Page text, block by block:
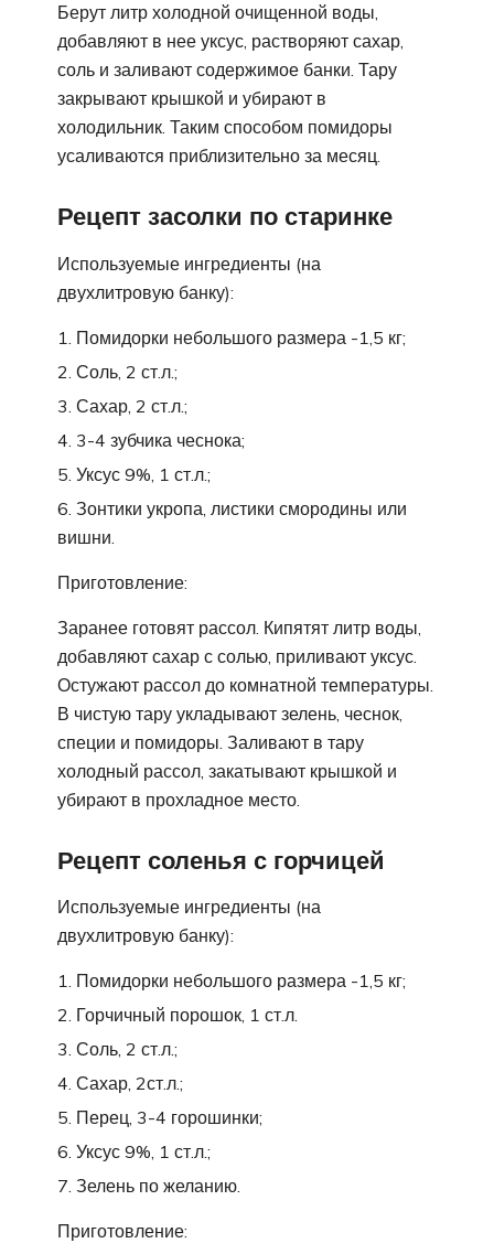
Берут литр холодной очищенной воды,
добавляют в нее уксус, растворяют сахар,
соль и заливают содержимое банки. Тару
закрывают крышкой и убирают в
холодильник. Таким способом помидоры
усаливаются приблизительно за месяц.
Рецепт засолки по старинке
Используемые ингредиенты (на
двухлитровую банку):
Помидорки небольшого размера -1,5 кг;
Соль, 2 ст.л.;
Сахар, 2 ст.л.;
3-4 зубчика чеснока;
Уксус 9%, 1 ст.л.;
Зонтики укропа, листики смородины или
вишни.
Приготовление:
Заранее готовят рассол. Кипятят литр воды,
добавляют сахар с солью, приливают уксус.
Остужают рассол до комнатной температуры.
В чистую тару укладывают зелень, чеснок,
специи и помидоры. Заливают в тару
холодный рассол, закатывают крышкой и
убирают в прохладное место.
Рецепт соленья с горчицей
Используемые ингредиенты (на
двухлитровую банку):
Помидорки небольшого размера -1,5 кг;
Горчичный порошок, 1 ст.л.
Соль, 2 ст.л.;
Сахар, 2ст.л.;
Перец, 3-4 горошинки;
Уксус 9%, 1 ст.л.;
Зелень по желанию.
Приготовление: